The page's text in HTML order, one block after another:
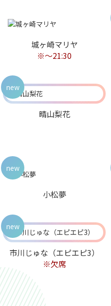
城ヶ崎マリヤ
※～21:30
晴山梨花
new
小松夢
new
市川じゅな（エピエピ3）
※欠席
new